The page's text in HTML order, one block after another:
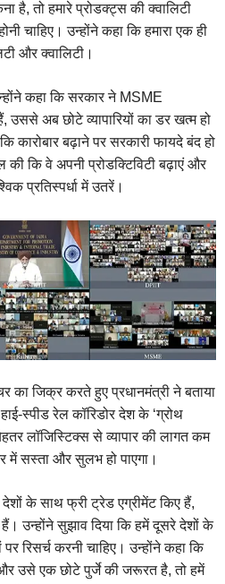
है, तो हमारे प्रोडक्ट्स की क्वालिटी
चाहिए। उन्होंने कहा कि हमारा एक ही
और क्वालिटी।
कहा कि सरकार ने MSME
अब छोटे व्यापारियों का डर खत्म हो
कारोबार बढ़ाने पर सरकारी फायदे बंद हो
कि वे अपनी प्रोडक्टिविटी बढ़ाएं और
प्रतिस्पर्धा में उतरें।
का जिक्र करते हुए प्रधानमंत्री ने बताया
स्पीड रेल कॉरिडोर देश के ‘ग्रोथ
लॉजिस्टिक्स से व्यापार की लागत कम
में सस्ता और सुलभ हो पाएगा।
देशों के साथ फ्री ट्रेड एग्रीमेंट किए हैं,
उन्होंने सुझाव दिया कि हमें दूसरे देशों के
रिसर्च करनी चाहिए। उन्होंने कहा कि
उसे एक छोटे पुर्जे की जरूरत है, तो हमें